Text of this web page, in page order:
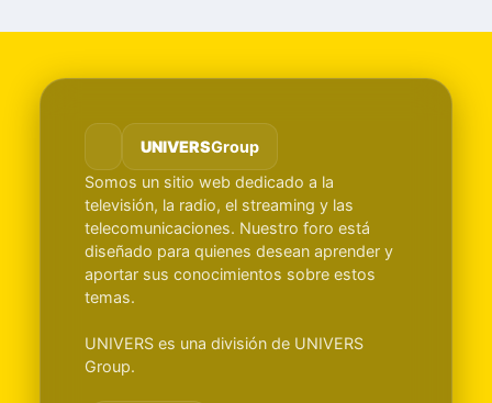
UNIVERSGroup
Somos un sitio web dedicado a la
televisión, la radio, el streaming y las
telecomunicaciones. Nuestro foro está
diseñado para quienes desean aprender y
aportar sus conocimientos sobre estos
temas.
UNIVERS es una división de UNIVERS
Group.